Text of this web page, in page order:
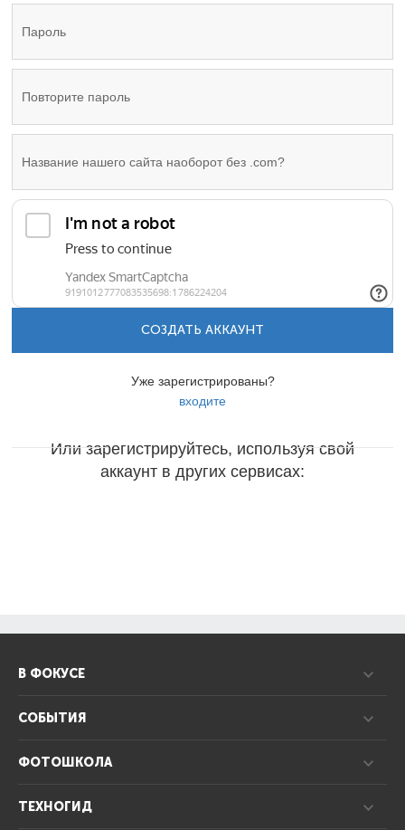
СОЗДАТЬ АККАУНТ
Уже зарегистрированы?
входите
Или зарегистрируйтесь, используя свой
аккаунт в других сервисах:
В ФОКУСЕ
СОБЫТИЯ
ФОТОШКОЛА
ТЕХНОГИД